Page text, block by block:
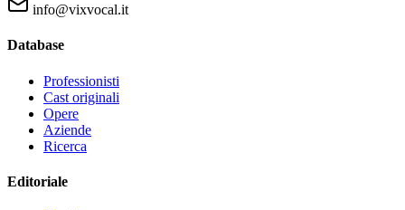
info@vixvocal.it
Database
Professionisti
Cast originali
Opere
Aziende
Ricerca
Editoriale